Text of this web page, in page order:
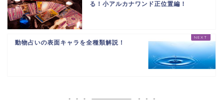
る！小アルカナワンド正位置編！
動物占いの表面キャラを全種類解説！